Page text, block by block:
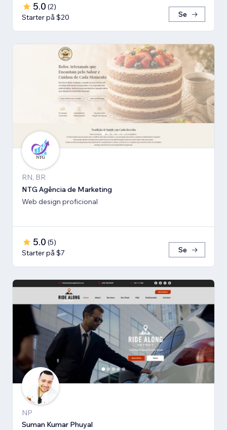
5.0 (2)
Starter på $20
Se
RN, BR
NTG Agência de Marketing
Web design proficional
5.0 (5)
Starter på $7
Se
NP
Suman Kumar Phuyal